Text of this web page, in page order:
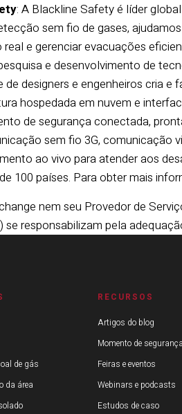
: A Blackline Safety é líder
sem fio de gases,
e gerenciar evacuações
e desenvolvimento de
designers e engenheiros cria
hospedada em nuvem e
de segurança conectada,
sem fio 3G, comunicação
ao vivo para atender aos
100 países. Para obter mais
nem seu Provedor de
se responsabilizam pela
de gás
da área
RECURSOS
Artigos do blog
Momento de segurança
Feiras e eventos
Webinars e podcasts
Estudos de caso